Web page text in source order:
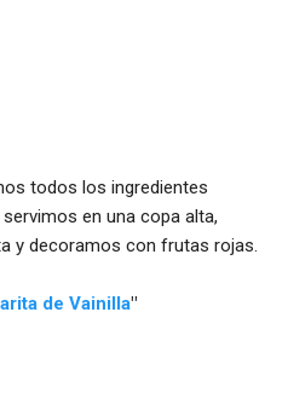
todos los ingredientes
en una copa alta,
y decoramos con frutas rojas.
de Vainilla"